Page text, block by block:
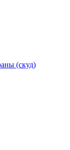
(скуд)